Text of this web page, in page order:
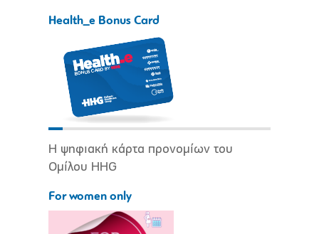
Health_e Bonus Card
Η ψηφιακή κάρτα προνομίων του
Ομίλου HHG
For women only